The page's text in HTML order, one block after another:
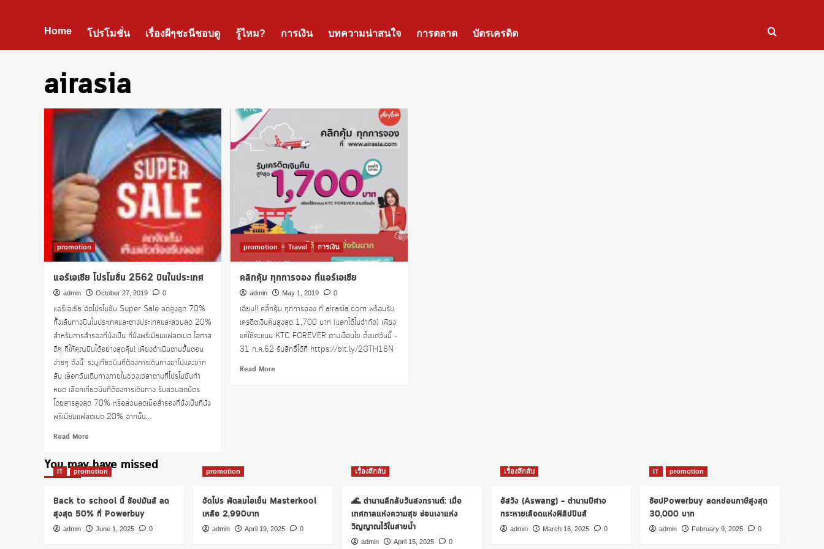
Home โปรโมชั่น เรื่องผีๆชะนีชอบดู รู้ไหม? การเงิน บทความน่าสนใจ การตลาด บัตรเครดิต
airasia
promotion
แอร์เอเชีย โปรโมชั่น 2562 บินในประเทศ
admin October 27, 2019 0
แอร์เอเชีย จัดโปรโมชั่น Super Sale ลดสูงสุด 70%
ทั้งเส้นทางบินในประเทศและต่างประเทศและส่วนลด 20%
สำหรับการสำรองที่นั่งเป็น ที่นั่งพรีเมี่ยมแฟลตเบด โอกาส
ดีๆ ที่ให้คุณบินได้อย่างสุดคุ้ม! เพียงดำเนินตามขั้นตอน
ง่ายๆ ดังนี้: ระบุเที่ยวบินที่ต้องการเดินทางขาไปและขาก
ลับ เลือกวันเดินทางภายในช่วงเวลาตามที่โปรโมชั่นกำ
หนด เลือกเที่ยวบินที่ต้องการเดินทาง รับส่วนลดบัตร
โดยสารสูงสุด 70% หรือส่วนลดเมื่อสำรองที่นั่งเป็นที่นั่ง
พรีเมี่ยมแฟลตเบด 20% จากนั้น...
Read More
about
แอร์
โม
ชั่น
2562
promotion Travel การเงิน
คลิกคุ้ม ทุกการจอง ที่แอร์เอเชีย
admin May 1, 2019 0
เฉียบ!! คลิ้กคุ้ม ทุกการจอง ที่ airasia.com พร้อมรับ
เครดิตเงินคืนสูงสุด 1,700 บาท (แลกได้ไม่จำกัด) เพียง
แค่ใช้คะแนน KTC FOREVER ตามเงื่อนไข ตั้งแต่วันนี้ –
31 ก.ค.62 รับสิทธิ์ได้ที่ https://bit.ly/2GTH16N
Read MoreRead
You may have missed
IT promotion
Back to school นี้ ช้อปมันส์ ลด
สูงสุด 50% ที่ Powerbuy
admin June 1, 2025 0
promotion
จัดโปร พัดลมไอเย็น Masterkool
เหลือ 2,990บาท
admin April 19, 2025 0
เรื่องลึกลับ
🌊 ตำนานลึกลับวันสงกรานต์: เมื่อ
เทศกาลแห่งความสุข ซ่อนเงาแห่ง
วิญญาณไว้ในสายน้ำ
admin April 15, 2025 0
เรื่องลึกลับ
อัสวัง (Aswang) – ตำนานปีศาจ
กระหายเลือดแห่งฟิลิปปินส์
admin March 16, 2025 0
IT promotion
ช้อปPowerbuy ลดหย่อนภาษีสูงสุด
30,000 บาท
admin February 9, 2025 0